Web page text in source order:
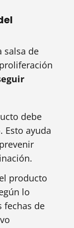
salsa de
debe
Esto ayuda
producto
lo
fechas de